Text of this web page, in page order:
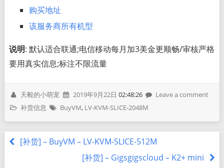
购买地址
该服务商所有机型
说明: 默认适合联通;电信移动每月加3美金更顺畅/审核严格
要用真实信息;标注不限流量
天毅的小萌宠 2019年9月22日 02:48:26
Leave a comment
补货信息
BuyVM, LV-KVM-SLICE-2048M
[补货] – BuyVM – LV-KVM-SLICE-512M
[补货] – Gigsgigscloud – K2+ mini